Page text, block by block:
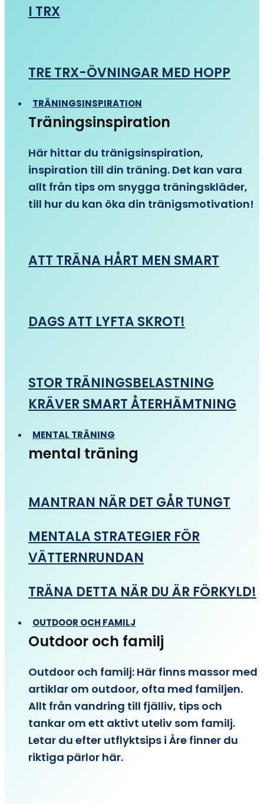
I TRX
TRE TRX-ÖVNINGAR MED HOPP
TRÄNINGSINSPIRATION
Träningsinspiration
Här hittar du tränigsinspiration,
inspiration till din träning. Det kan vara
allt från tips om snygga träningskläder,
till hur du kan öka din tränigsmotivation!
ATT TRÄNA HÅRT MEN SMART
DAGS ATT LYFTA SKROT!
STOR TRÄNINGSBELASTNING
KRÄVER SMART ÅTERHÄMTNING
MENTAL TRÄNING
mental träning
MANTRAN NÄR DET GÅR TUNGT
MENTALA STRATEGIER FÖR
VÄTTERNRUNDAN
TRÄNA DETTA NÄR DU ÄR FÖRKYLD!
OUTDOOR OCH FAMILJ
Outdoor och familj
Outdoor och familj: Här finns massor med
artiklar om outdoor, ofta med familjen.
Allt från vandring till fjälliv, tips och
tankar om ett aktivt uteliv som familj.
Letar du efter utflyktsips i Åre finner du
riktiga pärlor här.